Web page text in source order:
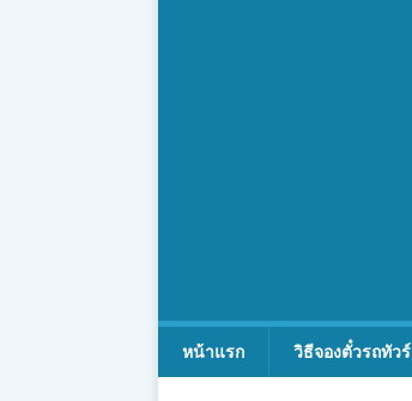
หน้าแรก วิธีจองตั๋วรถทัวร์